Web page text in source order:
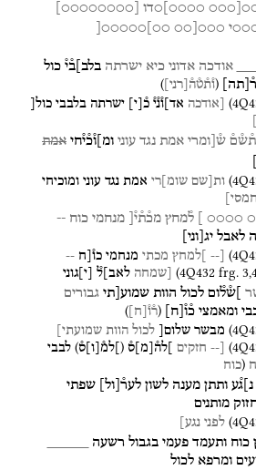
○○○○]○דו ○○○○○○○○
○○○[○○
○○]○○○○○[
אודכה אדוני כיא ישרתה בלב]ב֯י֯ כול
תה (ו֯ת֯ט֯ה֯ רני )
(
[אודכה אד]ו֯נ֯י֯ כ֯ י ישרתה בלבבי כול[
ש֯[ומרי אמת נגד עוני ומ]ו֯כ֯י֯חי אמת
( ות[שם שומ]רי אמת נגד עוני ומוכיחי
חמסי]
○○○○ ] ל֯מחץ מכ֯ת֯י֯[ מנחמי כוח --
לאבל יג וני
(
[-- ]למחץ מכתי מנחמי כו֯[ח --
(4Q432 frg. 3, [שמחה לאב]ל֯ י גוני
]ש֯ל֯ום לכול הוות שמוע[תי גבורים
ומאמצי כ֯ו֯ ח (ר֯ו֯ ח )
( מבשר שלום[ לכול הוות שמועתי]
(
[-- חזקים ]לה֯ מ ס֯ ( ]למ֯ ו ס֯) לבבי
(כוח
נ]ג֯ע ותתן מענה לשון לער֯ ול
שפתי
מותנים
( לפני נגע]
כוח ותעמד פעמי בגבול רשעה
ומרפא לכול